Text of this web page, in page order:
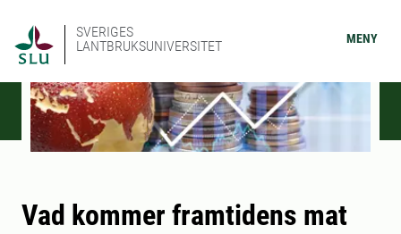
SVERIGES
LANTBRUKSUNIVERSITET
MENY
Vad kommer framtidens mat